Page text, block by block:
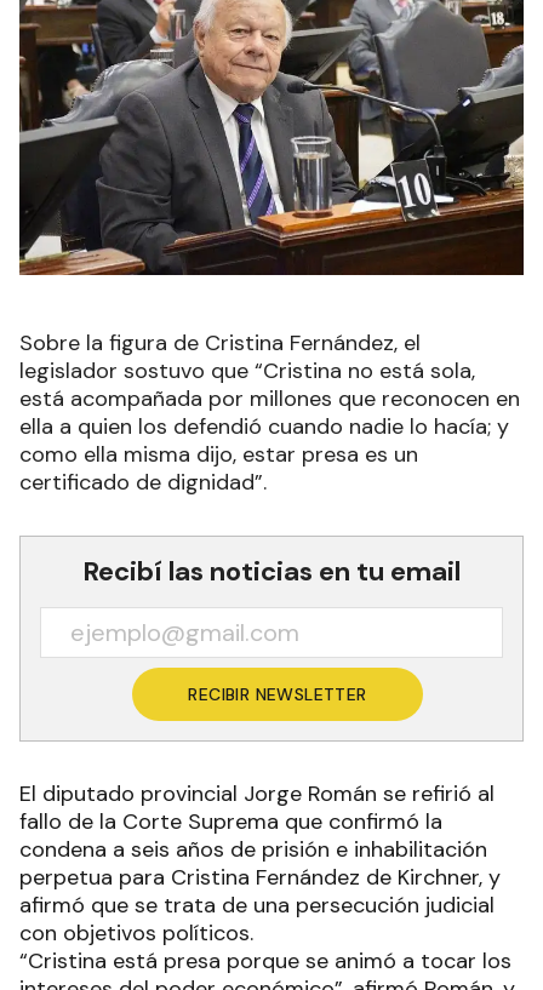
Sobre la figura de Cristina Fernández, el
legislador sostuvo que “Cristina no está sola,
está acompañada por millones que reconocen en
ella a quien los defendió cuando nadie lo hacía; y
como ella misma dijo, estar presa es un
certificado de dignidad”.
Recibí las noticias en tu email
RECIBIR NEWSLETTER
El diputado provincial Jorge Román se refirió al
fallo de la Corte Suprema que confirmó la
condena a seis años de prisión e inhabilitación
perpetua para Cristina Fernández de Kirchner, y
afirmó que se trata de una persecución judicial
con objetivos políticos.
“Cristina está presa porque se animó a tocar los